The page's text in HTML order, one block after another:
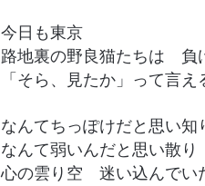
今日も東京
路地裏の野良猫たちは 負
「そら、見たか」って言
なんてちっぽけだと思い知
なんて弱いんだと思い散り
心の雲り空 迷い込んでい